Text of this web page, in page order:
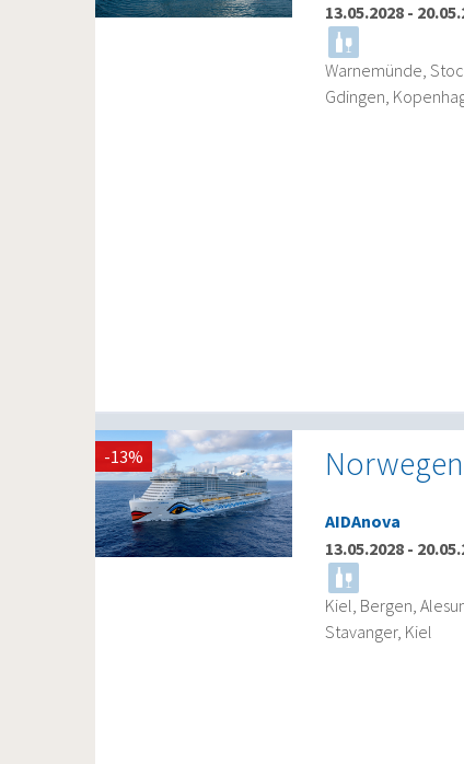
13.05.2028 -
Warnemünde,
Gdingen,
AIDAnova
13.05.2028 -
Kiel, Bergen,
Stavanger, Kiel
-13%